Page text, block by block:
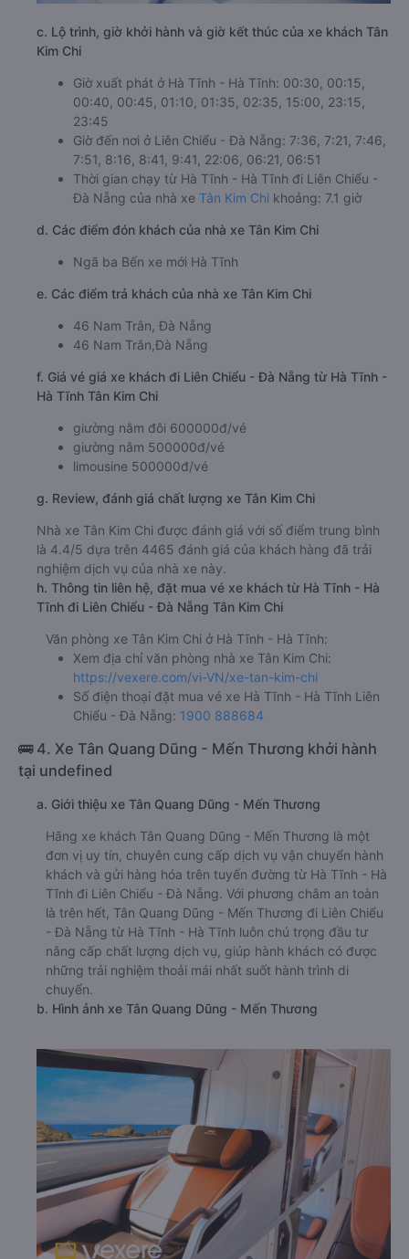
c. Lộ trình, giờ khởi hành và giờ kết thúc của xe khách Tân
Kim Chi
Giờ xuất phát ở Hà Tĩnh - Hà Tĩnh: 00:30, 00:15,
00:40, 00:45, 01:10, 01:35, 02:35, 15:00, 23:15,
23:45
Giờ đến nơi ở Liên Chiểu - Đà Nẵng: 7:36, 7:21, 7:46,
7:51, 8:16, 8:41, 9:41, 22:06, 06:21, 06:51
Thời gian chạy từ Hà Tĩnh - Hà Tĩnh đi Liên Chiểu -
Đà Nẵng của nhà xe Tân Kim Chi khoảng: 7.1 giờ
d. Các điểm đón khách của nhà xe Tân Kim Chi
Ngã ba Bến xe mới Hà Tĩnh
e. Các điểm trả khách của nhà xe Tân Kim Chi
46 Nam Trân, Đà Nẵng
46 Nam Trân,Đà Nẵng
f. Giá vé giá xe khách đi Liên Chiểu - Đà Nẵng từ Hà Tĩnh -
Hà Tĩnh Tân Kim Chi
giường nằm đôi 600000đ/vé
giường nằm 500000đ/vé
limousine 500000đ/vé
g. Review, đánh giá chất lượng xe Tân Kim Chi
Nhà xe Tân Kim Chi được đánh giá với số điểm trung bình
là 4.4/5 dựa trên 4465 đánh giá của khách hàng đã trải
nghiệm dịch vụ của nhà xe này.
h. Thông tin liên hệ, đặt mua vé xe khách từ Hà Tĩnh - Hà
Tĩnh đi Liên Chiểu - Đà Nẵng Tân Kim Chi
Văn phòng xe Tân Kim Chi ở Hà Tĩnh - Hà Tĩnh:
Xem địa chỉ văn phòng nhà xe Tân Kim Chi:
https://vexere.com/vi-VN/xe-tan-kim-chi
Số điện thoại đặt mua vé xe Hà Tĩnh - Hà Tĩnh Liên
Chiểu - Đà Nẵng: 1900 888684
🚌 4. Xe Tân Quang Dũng - Mến Thương khởi hành
tại undefined
a. Giới thiệu xe Tân Quang Dũng - Mến Thương
Hãng xe khách Tân Quang Dũng - Mến Thương là một
đơn vị uy tín, chuyên cung cấp dịch vụ vận chuyển hành
khách và gửi hàng hóa trên tuyến đường từ Hà Tĩnh - Hà
Tĩnh đi Liên Chiểu - Đà Nẵng. Với phương châm an toàn
là trên hết, Tân Quang Dũng - Mến Thương đi Liên Chiểu
- Đà Nẵng từ Hà Tĩnh - Hà Tĩnh luôn chú trọng đầu tư
nâng cấp chất lượng dịch vụ, giúp hành khách có được
những trải nghiệm thoải mái nhất suốt hành trình di
chuyển.
b. Hình ảnh xe Tân Quang Dũng - Mến Thương